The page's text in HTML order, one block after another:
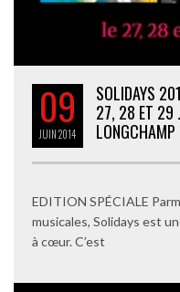
09
JUIN2014
SOLIDAYS
27, 28 ET 29
LONGCHAMP
EDITION SPÉCIALE
musicales, Solidays est
à cœur. C’est